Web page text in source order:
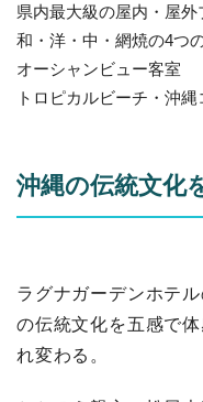
県内最大級の屋内・屋外
和・洋・中・網焼の4つ
オーシャンビュー客室
トロピカルビーチ・沖
沖縄の伝統文化
ラグナガーデンホテ
の伝統文化を五感で
れ変わる。